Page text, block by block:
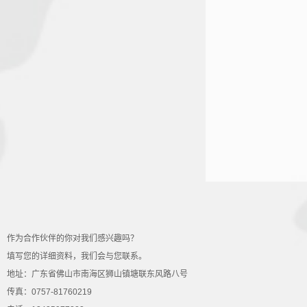
作为合作伙伴的你对我们感兴趣吗？
填写您的详细资料，我们会与您联系。
地址：广东省佛山市南海区狮山镇塘联东风路八号
传真：0757-81760219